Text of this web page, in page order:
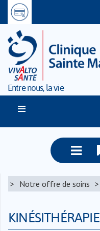
Entre nous, la vie
Notre offre de soins
KINÉSITHÉRAPIE